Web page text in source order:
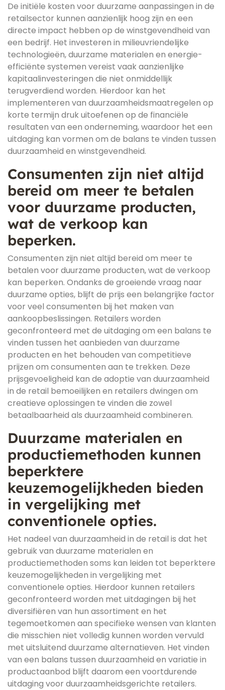
De initiële kosten voor duurzame aanpassingen in de
retailsector kunnen aanzienlijk hoog zijn en een
directe impact hebben op de winstgevendheid van
een bedrijf. Het investeren in milieuvriendelijke
technologieën, duurzame materialen en energie-
efficiënte systemen vereist vaak aanzienlijke
kapitaalinvesteringen die niet onmiddellijk
terugverdiend worden. Hierdoor kan het
implementeren van duurzaamheidsmaatregelen op
korte termijn druk uitoefenen op de financiële
resultaten van een onderneming, waardoor het een
uitdaging kan vormen om de balans te vinden tussen
duurzaamheid en winstgevendheid.
Consumenten zijn niet altijd
bereid om meer te betalen
voor duurzame producten,
wat de verkoop kan
beperken.
Consumenten zijn niet altijd bereid om meer te
betalen voor duurzame producten, wat de verkoop
kan beperken. Ondanks de groeiende vraag naar
duurzame opties, blijft de prijs een belangrijke factor
voor veel consumenten bij het maken van
aankoopbeslissingen. Retailers worden
geconfronteerd met de uitdaging om een balans te
vinden tussen het aanbieden van duurzame
producten en het behouden van competitieve
prijzen om consumenten aan te trekken. Deze
prijsgevoeligheid kan de adoptie van duurzaamheid
in de retail bemoeilijken en retailers dwingen om
creatieve oplossingen te vinden die zowel
betaalbaarheid als duurzaamheid combineren.
Duurzame materialen en
productiemethoden kunnen
beperktere
keuzemogelijkheden bieden
in vergelijking met
conventionele opties.
Het nadeel van duurzaamheid in de retail is dat het
gebruik van duurzame materialen en
productiemethoden soms kan leiden tot beperktere
keuzemogelijkheden in vergelijking met
conventionele opties. Hierdoor kunnen retailers
geconfronteerd worden met uitdagingen bij het
diversifiëren van hun assortiment en het
tegemoetkomen aan specifieke wensen van klanten
die misschien niet volledig kunnen worden vervuld
met uitsluitend duurzame alternatieven. Het vinden
van een balans tussen duurzaamheid en variatie in
productaanbod blijft daarom een voortdurende
uitdaging voor duurzaamheidsgerichte retailers.